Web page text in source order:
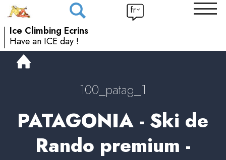
Ice Climbing Ecrins
Have an ICE day !
fr
100_patag_1
PATAGONIA - Ski de
Rando premium -